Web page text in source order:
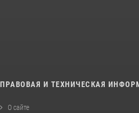
ПРАВОВАЯ И ТЕХНИЧЕСКАЯ
О сайте